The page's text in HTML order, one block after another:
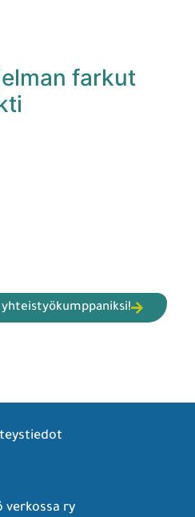
farkut
verkossa ry